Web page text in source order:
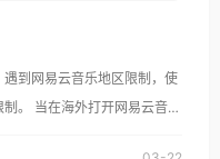
现地区及版权限制问题，且
友们，
到网易云音乐地区限制，使
易云音